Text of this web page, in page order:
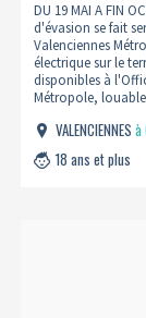
DU 19 MAI A FIN
d'évasion se fait
Valenciennes
électrique sur le
disponibles à
Métropole,
VALENCIENNESà
18 ans et plus